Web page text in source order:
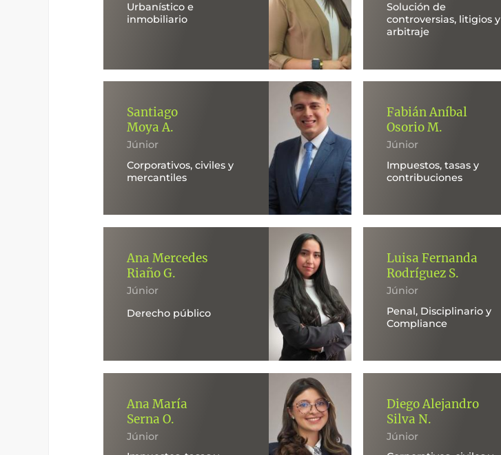
Urbanístico e
inmobiliario
Solución de
controversias, litigios y
arbitraje
Santiago
Moya A.
Júnior
Corporativos, civiles y
mercantiles
Fabián Aníbal
Osorio M.
Júnior
Impuestos, tasas y
contribuciones
Ana Mercedes
Riaño G.
Júnior
Derecho público
Luisa Fernanda
Rodríguez S.
Júnior
Penal, Disciplinario y
Compliance
Ana María
Serna O.
Júnior
Diego Alejandro
Silva N.
Júnior